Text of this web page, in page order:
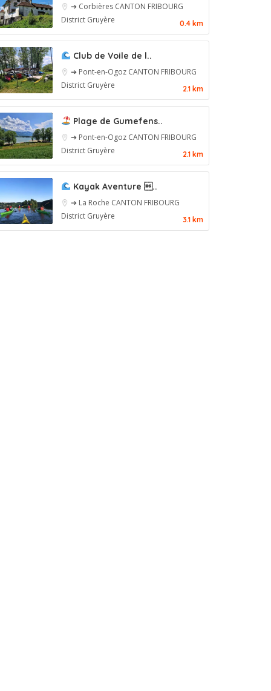
➔ Corbières CANTON FRIBOURG
District Gruyère
0.4 km
Club de Voile de l..
➔ Pont-en-Ogoz CANTON FRIBOURG
District Gruyère
2.1 km
Plage de Gumefens..
➔ Pont-en-Ogoz CANTON FRIBOURG
District Gruyère
2.1 km
Kayak Aventure ..
➔ La Roche CANTON FRIBOURG
District Gruyère
3.1 km